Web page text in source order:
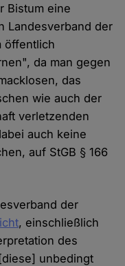
Bistum eine
Landesverband der
öffentlich
da man gegen
das
wie auch der
verletzenden
auch keine
auf StGB § 166
der
, einschließlich
des
unbedingt